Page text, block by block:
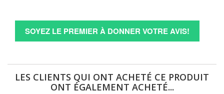
SOYEZ LE PREMIER À DONNER VOTRE AVIS!
LES CLIENTS QUI ONT ACHETÉ CE PRODUIT
ONT ÉGALEMENT ACHETÉ...